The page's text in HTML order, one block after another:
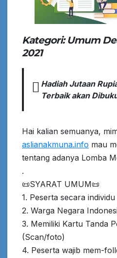
Kategori: Umum
2021
Hadiah Jutaan
Terbaik akan
Hai kalian semuanya,
aslianakmuna.info mau
tentang adanya Lomba
.
📜SYARAT UMUM📜
1. Peserta secara individu
2. Warga Negara
3. Memiliki Kartu Tanda
(Scan/foto)
4. Peserta wajib mem-